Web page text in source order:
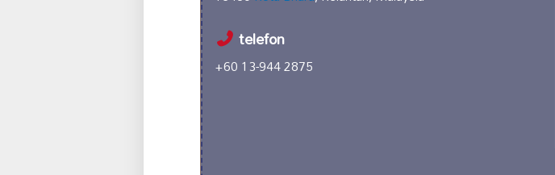
telefon
+60 13-944 2875